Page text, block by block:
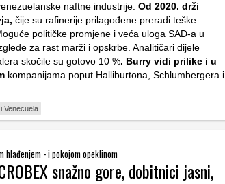
naftne industrije. Od 2020. drži
čije su rafinerije prilagođene preradi teške
političke promjene i veća uloga SAD-a u
za rast marži i opskrbe. Analitičari dijele
skočile su gotovo 10 %. Burry vidi prilike i u
kompanijama poput Halliburtona, Schlumbergera i
Venecuela
hlađenjem - i pokojom opeklinom
snažno gore, dobitnici jasni,